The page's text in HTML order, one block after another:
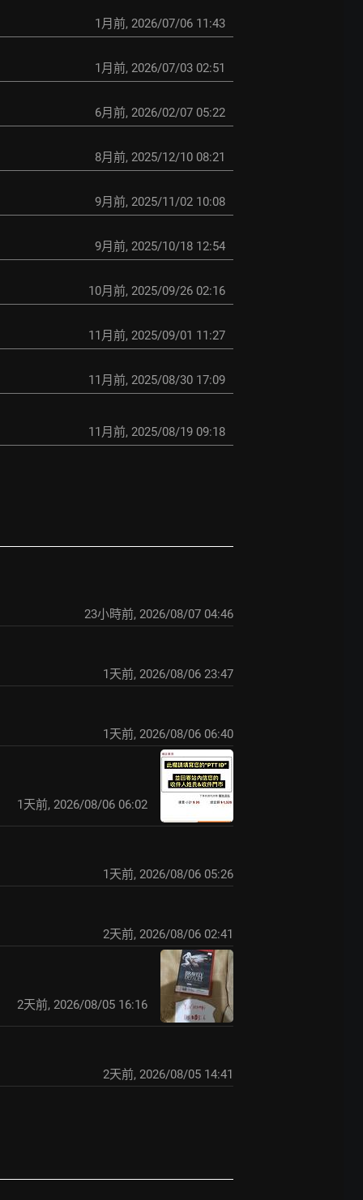
1月前, 2026/07/06 11:43
1月前, 2026/07/03 02:51
6月前, 2026/02/07 05:22
8月前, 2025/12/10 08:21
9月前, 2025/11/02 10:08
9月前, 2025/10/18 12:54
10月前, 2025/09/26 02:16
11月前, 2025/09/01 11:27
11月前, 2025/08/30 17:09
11月前, 2025/08/19 09:18
23小時前, 2026/08/07 04:46
1天前, 2026/08/06 23:47
1天前, 2026/08/06 06:40
1天前, 2026/08/06 06:02
1天前, 2026/08/06 05:26
2天前, 2026/08/06 02:41
2天前, 2026/08/05 16:16
2天前, 2026/08/05 14:41